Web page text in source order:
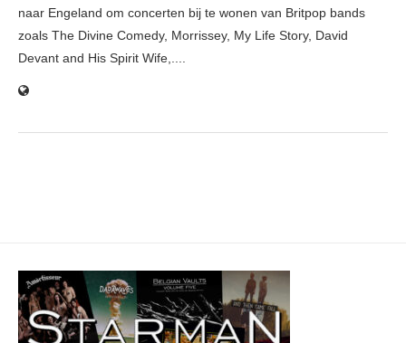
naar Engeland om concerten bij te wonen van Britpop bands
zoals The Divine Comedy, Morrissey, My Life Story, David
Devant and His Spirit Wife,....